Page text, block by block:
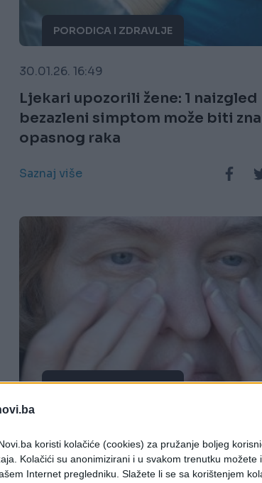
koristi kolačiće (cookies) za pružanje boljeg
Kolačići su anonimizirani i u svakom trenutku možete
Internet pregledniku. Slažete li se sa korištenjem
PORODICA I ZDRAVLJE
30.01.26. 16:49
Ljekari upozorili žene: 1 naizgled
bezazleni simptom može biti
opasnog raka
Saznaj više
PORODICA I ZDRAVLJE
Bolest od koje strahuju milioni:
su prvi simptomi